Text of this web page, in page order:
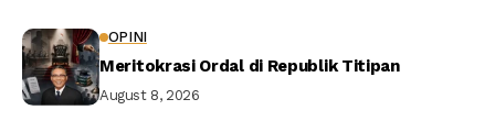
OPINI
Meritokrasi Ordal di Republik Titipan
August 8, 2026